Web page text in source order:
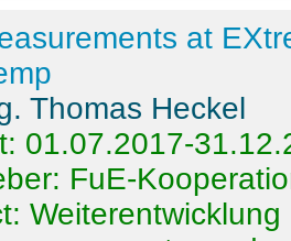
at
Thomas Heckel
01.07.2017-
FuE-